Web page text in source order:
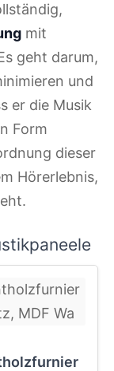
mit
geht darum,
und
er die Musik
Form
dieser
Hörerlebnis,